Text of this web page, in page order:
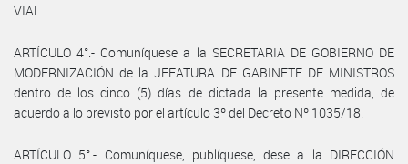
VIAL.
ARTÍCULO 4°.- Comuníquese a la SECRETARIA DE GOBIERNO DE
MODERNIZACIÓN de la JEFATURA DE GABINETE DE MINISTROS
dentro de los cinco (5) días de dictada la presente medida, de
acuerdo a lo previsto por el artículo 3º del Decreto Nº 1035/18.
ARTÍCULO 5°.- Comuníquese, publíquese, dese a la DIRECCIÓN